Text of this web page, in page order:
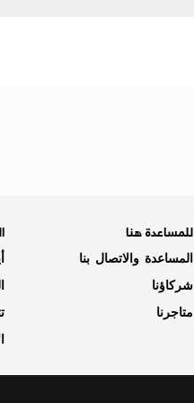
للمساعدة هنا
المساعدة والاتصال بنا
شركاؤنا
متاجرنا